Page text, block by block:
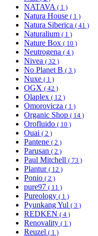
NATAVA ( 1 )
Natura House ( 1 )
Natura Siberica ( 41 )
Naturalium ( 1 )
Nature Box ( 10 )
Neutrogena ( 4 )
Nivea ( 32 )
No Planet B ( 3 )
Nuxe ( 1 )
OGX ( 42 )
Olaplex ( 12 )
Omorovicza ( 1 )
Organic Shop ( 14 )
Orofluido ( 10 )
Ouai ( 2 )
Pantene ( 2 )
Parusan ( 2 )
Paul Mitchell ( 73 )
Plantur ( 12 )
Ponio ( 2 )
pure97 ( 11 )
Pureology ( 1 )
Pyunkang Yul ( 3 )
REDKEN ( 4 )
Renovality ( 1 )
Reuzel ( 1 )